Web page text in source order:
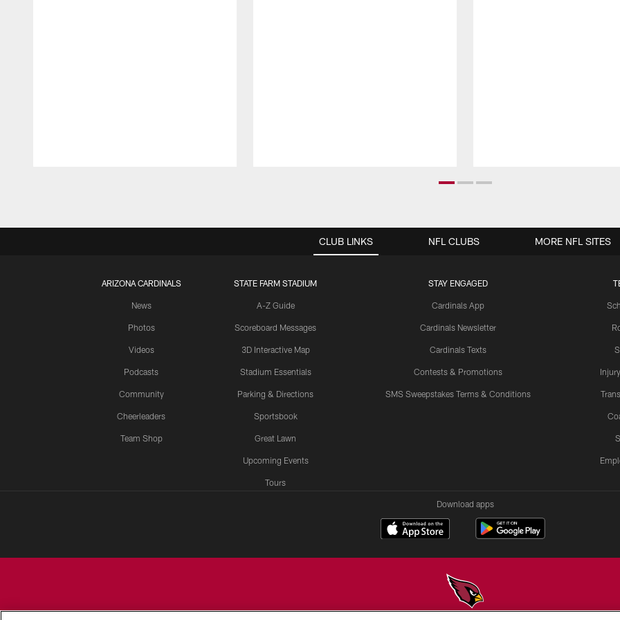
CLUB LINKS
ARIZONA CARDINALS
News
Photos
Videos
Podcasts
Community
Cheerleaders
Team Shop
STATE FARM STADIUM
A-Z Guide
Scoreboard Messages
3D Interactive Map
Stadium Essentials
Parking & Directions
Sportsbook
Great Lawn
Upcoming Events
Tours
STAY ENGAGED
Cardinals App
Cardinals Newsletter
Cardinals Texts
Contests & Promotions
SMS Sweepstakes Terms & Conditions
NFL CLUBS MORE NFL SITES
Download apps